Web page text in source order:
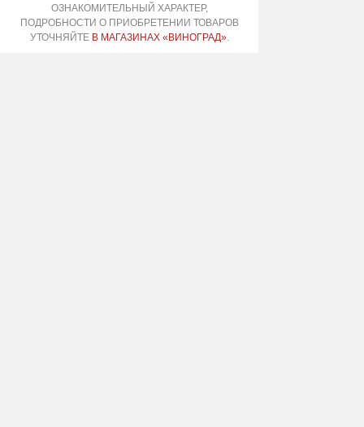
ОЗНАКОМИТЕЛЬНЫЙ ХАРАКТЕР,
ПОДРОБНОСТИ О ПРИОБРЕТЕНИИ ТОВАРОВ
УТОЧНЯЙТЕ В МАГАЗИНАХ «ВИНОГРАД».